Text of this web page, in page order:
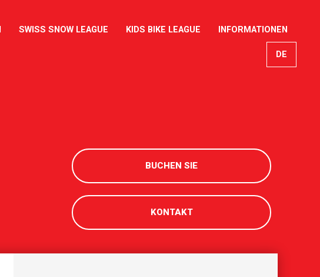
SWISS SNOW LEAGUE KIDS BIKE LEAGUE INFORMATIONEN
DE
BUCHEN SIE
KONTAKT